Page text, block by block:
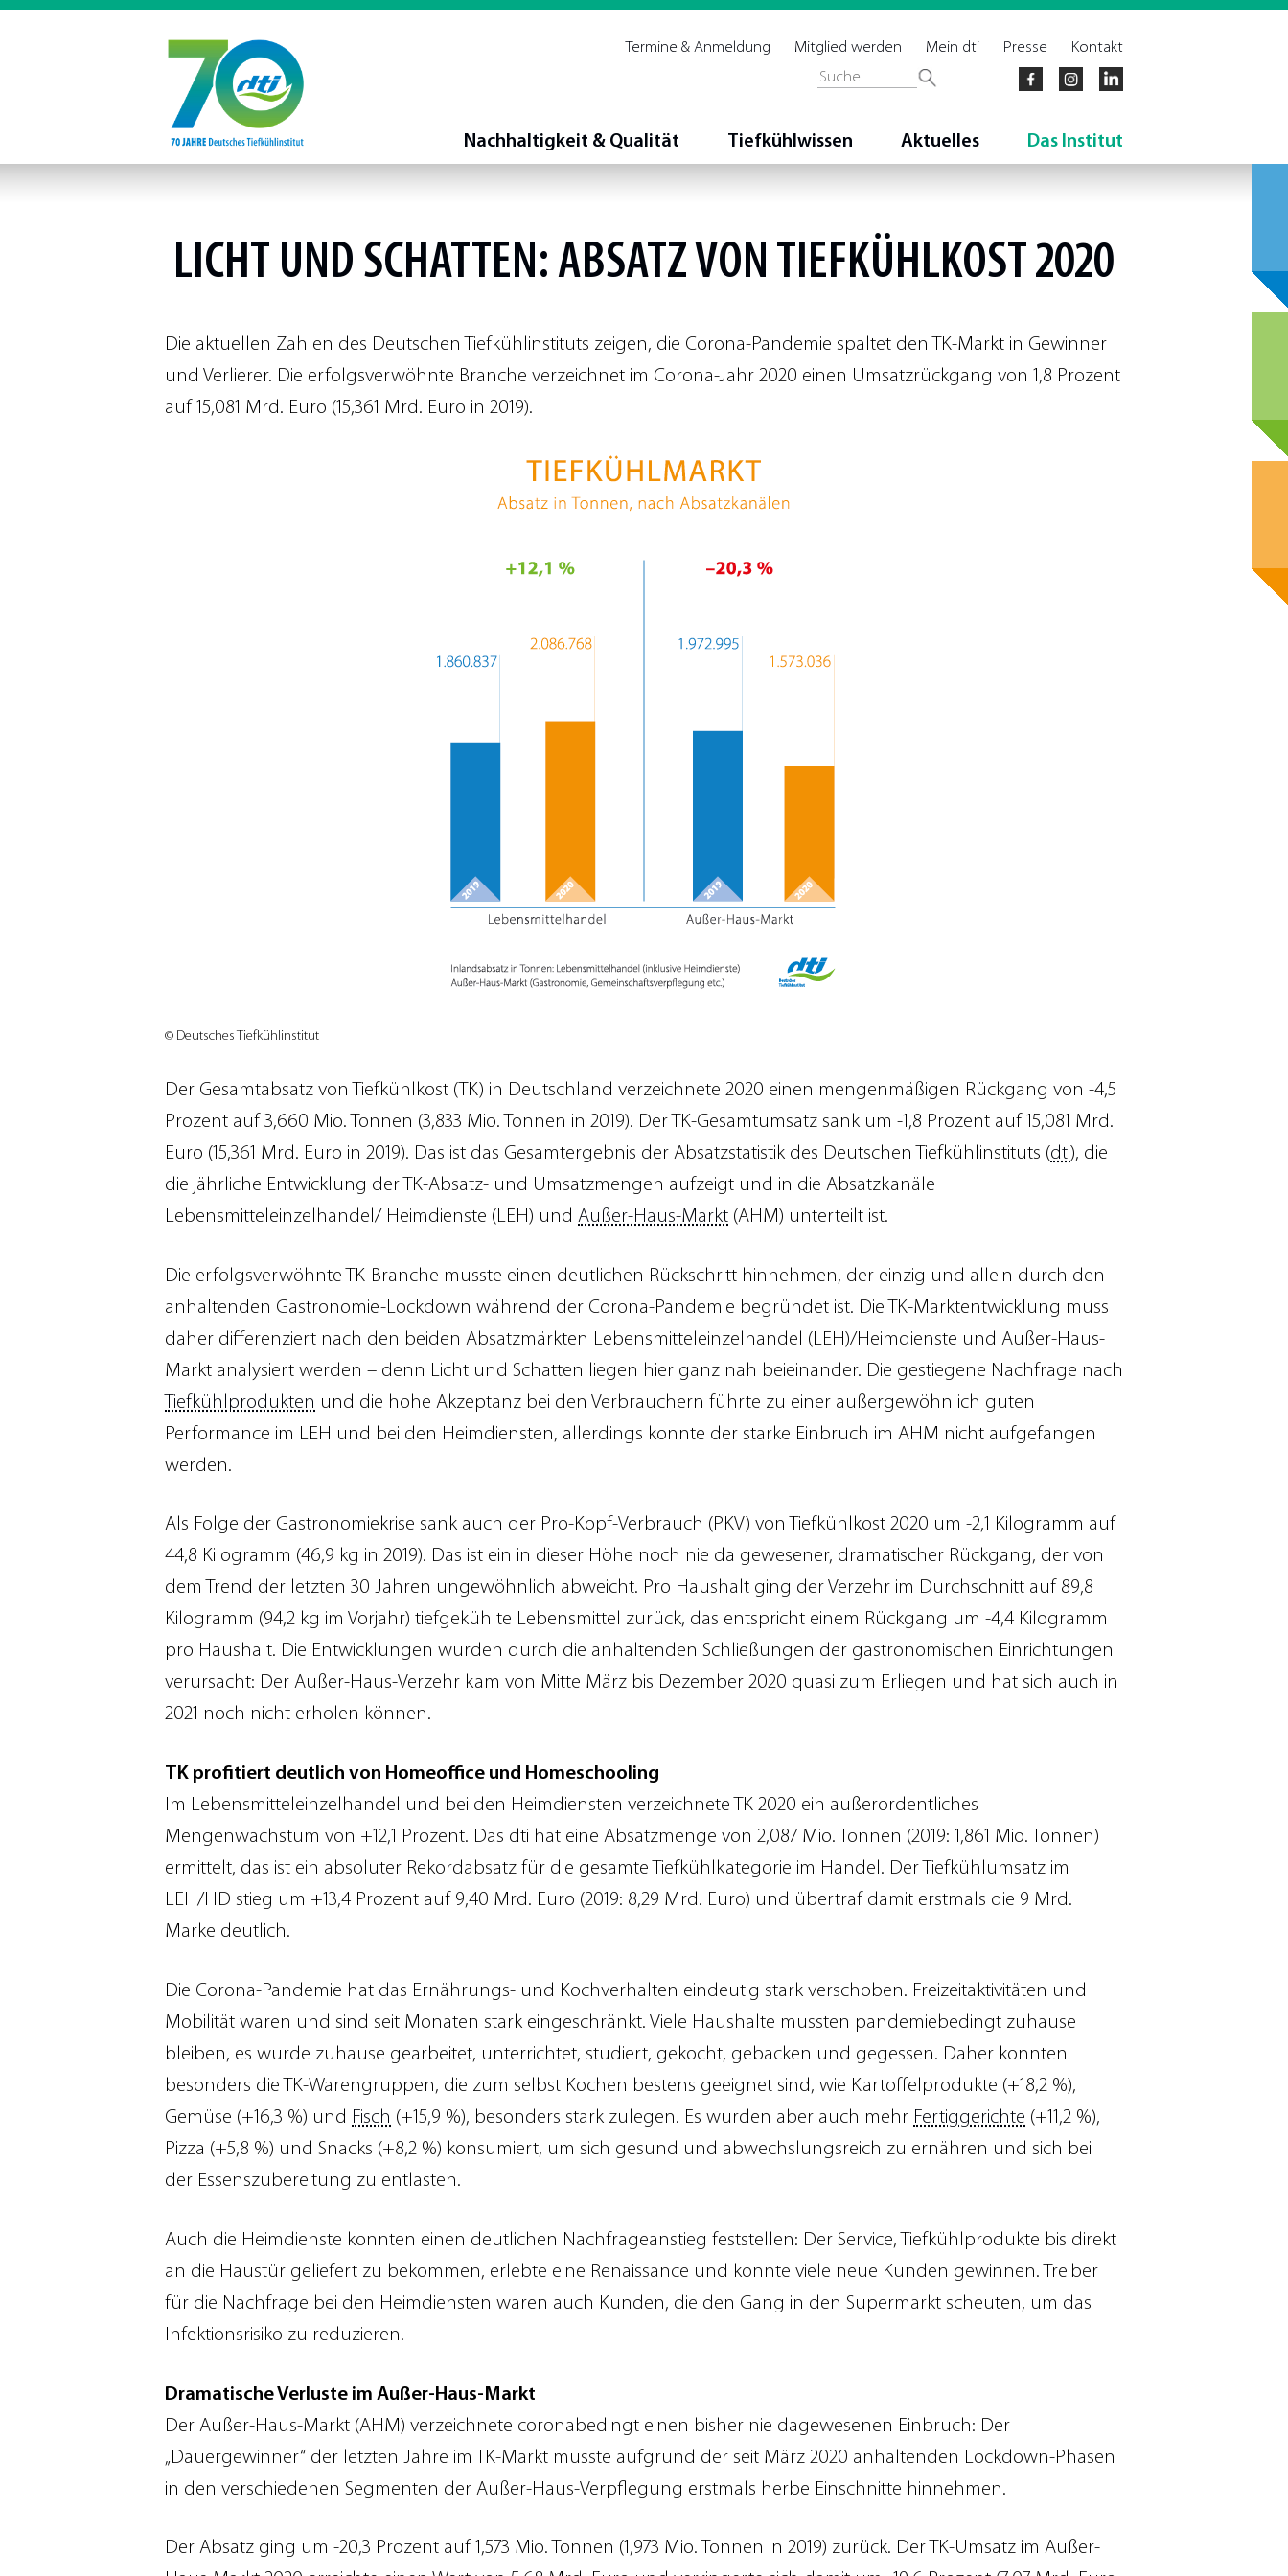
Kontakt
Presse
Mein dti
Mitglied werden
Termine & Anmeldung
Nachhaltigkeit & Qualität Tiefkühlwissen Aktuelles Das Institut
LICHT UND SCHATTEN: ABSATZVON TIEFKÜHLKOST 2020
Die aktuellen Zahlen des Deutschen Tiefkühlinstituts zeigen, die Corona-Pandemie spaltet den TK-Markt in Gewinner
und Verlierer. Die erfolgsverwöhnte Branche verzeichnet im Corona-Jahr 2020 einen Umsatzrückgang von 1,8 Prozent
auf 15,081 Mrd. Euro (15,361 Mrd. Euro in 2019).
© Deutsches Tiefkühlinstitut
Der Gesamtabsatz von Tiefkühlkost (TK) in Deutschland verzeichnete 2020 einen mengenmäßigen Rückgang von -4,5
Prozent auf 3,660 Mio. Tonnen (3,833 Mio. Tonnen in 2019). Der TK-Gesamtumsatz sank um -1,8 Prozent auf 15,081 Mrd.
Euro (15,361 Mrd. Euro in 2019). Das ist das Gesamtergebnis der Absatzstatistik des Deutschen Tiefkühlinstituts (dti), die
die jährliche Entwicklung der TK-Absatz- und Umsatzmengen aufzeigt und in die Absatzkanäle
Lebensmitteleinzelhandel/ Heimdienste (LEH) und Außer-Haus-Markt (AHM) unterteilt ist.
Die erfolgsverwöhnte TK-Branche musste einen deutlichen Rückschritt hinnehmen, der einzig und allein durch den
anhaltenden Gastronomie-Lockdown während der Corona-Pandemie begründet ist. Die TK-Marktentwicklung muss
daher differenziert nach den beiden Absatzmärkten Lebensmitteleinzelhandel (LEH)/Heimdienste und Außer-Haus-
Markt analysiert werden – denn Licht und Schatten liegen hier ganz nah beieinander. Die gestiegene Nachfrage nach
Tiefkühlprodukten und die hohe Akzeptanz bei den Verbrauchern führte zu einer außergewöhnlich guten
Performance im LEH und bei den Heimdiensten, allerdings konnte der starke Einbruch im AHM nicht aufgefangen
werden.
Als Folge der Gastronomiekrise sank auch der Pro-Kopf-Verbrauch (PKV) von Tiefkühlkost 2020 um -2,1 Kilogramm auf
44,8 Kilogramm (46,9 kg in 2019). Das ist ein in dieser Höhe noch nie da gewesener, dramatischer Rückgang, der von
dem Trend der letzten 30 Jahren ungewöhnlich abweicht. Pro Haushalt ging der Verzehr im Durchschnitt auf 89,8
Kilogramm (94,2 kg im Vorjahr) tiefgekühlte Lebensmittel zurück, das entspricht einem Rückgang um -4,4 Kilogramm
pro Haushalt. Die Entwicklungen wurden durch die anhaltenden Schließungen der gastronomischen Einrichtungen
verursacht: Der Außer-Haus-Verzehr kam von Mitte März bis Dezember 2020 quasi zum Erliegen und hat sich auch in
2021 noch nicht erholen können.
TK profitiert deutlich von Homeoffice und Homeschooling
Im Lebensmitteleinzelhandel und bei den Heimdiensten verzeichnete TK 2020 ein außerordentliches
Mengenwachstum von +12,1 Prozent. Das dti hat eine Absatzmenge von 2,087 Mio. Tonnen (2019: 1,861 Mio. Tonnen)
ermittelt, das ist ein absoluter Rekordabsatz für die gesamte Tiefkühlkategorie im Handel. Der Tiefkühlumsatz im
LEH/HD stieg um +13,4 Prozent auf 9,40 Mrd. Euro (2019: 8,29 Mrd. Euro) und übertraf damit erstmals die 9 Mrd.
Marke deutlich.
Die Corona-Pandemie hat das Ernährungs- und Kochverhalten eindeutig stark verschoben. Freizeitaktivitäten und
Mobilität waren und sind seit Monaten stark eingeschränkt. Viele Haushalte mussten pandemiebedingt zuhause
bleiben, es wurde zuhause gearbeitet, unterrichtet, studiert, gekocht, gebacken und gegessen. Daher konnten
besonders die TK-Warengruppen, die zum selbst Kochen bestens geeignet sind, wie Kartoffelprodukte (+18,2 %),
Gemüse (+16,3 %) und Fisch (+15,9 %), besonders stark zulegen. Es wurden aber auch mehr Fertiggerichte (+11,2 %),
Pizza (+5,8 %) und Snacks (+8,2 %) konsumiert, um sich gesund und abwechslungsreich zu ernähren und sich bei
der Essenszubereitung zu entlasten.
Auch die Heimdienste konnten einen deutlichen Nachfrageanstieg feststellen: Der Service, Tiefkühlprodukte bis direkt
an die Haustür geliefert zu bekommen, erlebte eine Renaissance und konnte viele neue Kunden gewinnen. Treiber
für die Nachfrage bei den Heimdiensten waren auch Kunden, die den Gang in den Supermarkt scheuten, um das
Infektionsrisiko zu reduzieren.
Dramatische Verluste im Außer-Haus-Markt
Der Außer-Haus-Markt (AHM) verzeichnete coronabedingt einen bisher nie dagewesenen Einbruch: Der
„Dauergewinner“ der letzten Jahre im TK-Markt musste aufgrund der seit März 2020 anhaltenden Lockdown-Phasen
in den verschiedenen Segmenten der Außer-Haus-Verpflegung erstmals herbe Einschnitte hinnehmen.
Der Absatz ging um -20,3 Prozent auf 1,573 Mio. Tonnen (1,973 Mio. Tonnen in 2019) zurück. Der TK-Umsatz im Außer-